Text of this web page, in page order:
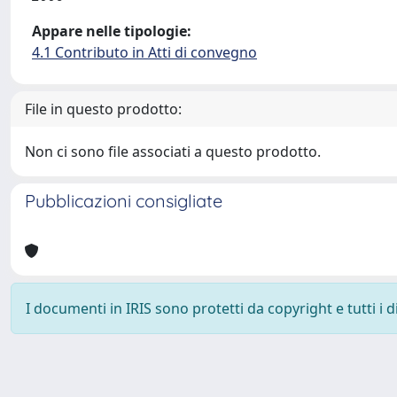
Appare nelle tipologie:
4.1 Contributo in Atti di convegno
File in questo prodotto:
Non ci sono file associati a questo prodotto.
Pubblicazioni consigliate
I documenti in IRIS sono protetti da copyright e tutti i